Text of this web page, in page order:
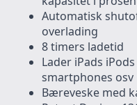
Automatisk
overlading
8 timers ladetid
Lader iPads
smartphones osv
Bæreveske med